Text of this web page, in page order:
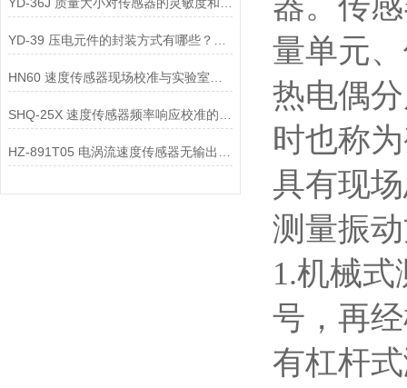
量单元
热电偶
时也称
具有现
测量振
1.机械
号，再
有杠杆